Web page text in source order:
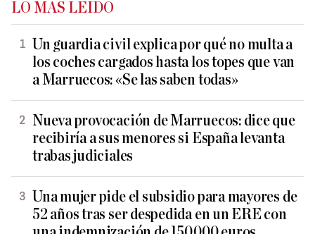
LO MÁS LEÍDO
Un guardia civil explica por qué no multa a
los coches cargados hasta los topes que van
a Marruecos: «Se las saben todas»
Nueva provocación de Marruecos: dice que
recibiría a sus menores si España levanta
trabas judiciales
Una mujer pide el subsidio para mayores de
52 años tras ser despedida en un ERE con